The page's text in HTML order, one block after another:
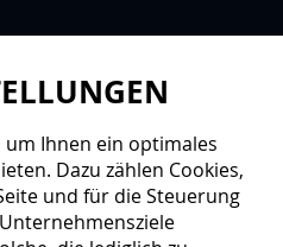
Ihnen ein optimales
Dazu zählen Cookies,
und für die Steuerung